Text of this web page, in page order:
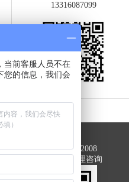
13316087099
公众号：tingshuoba2008
或关注：听说吧心理咨询
当前客服人员不在
您的信息，我们会